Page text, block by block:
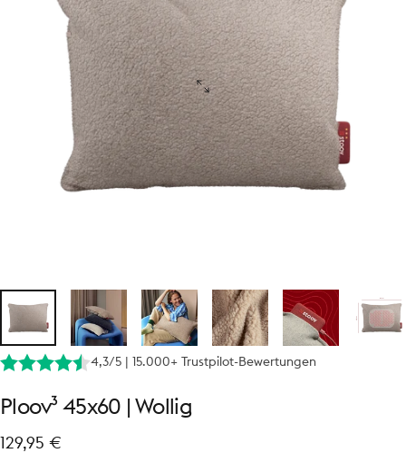
4,3/5 | 15.000+ Trustpilot-Bewertungen
Ploov³ 45x60 Wollig
129,95 €